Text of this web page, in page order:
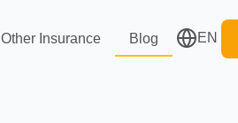
Other Insurance Blog EN